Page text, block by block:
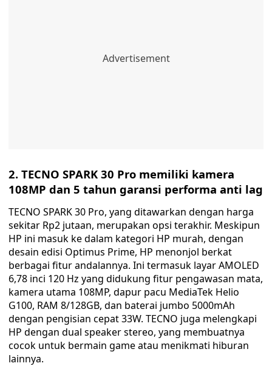
2. TECNO SPARK 30 Pro memiliki kamera
108MP dan 5 tahun garansi performa anti lag
TECNO SPARK 30 Pro, yang ditawarkan dengan harga
sekitar Rp2 jutaan, merupakan opsi terakhir. Meskipun
HP ini masuk ke dalam kategori HP murah, dengan
desain edisi Optimus Prime, HP menonjol berkat
berbagai fitur andalannya. Ini termasuk layar AMOLED
6,78 inci 120 Hz yang didukung fitur pengawasan mata,
kamera utama 108MP, dapur pacu MediaTek Helio
G100, RAM 8/128GB, dan baterai jumbo 5000mAh
dengan pengisian cepat 33W. TECNO juga melengkapi
HP dengan dual speaker stereo, yang membuatnya
cocok untuk bermain game atau menikmati hiburan
lainnya.